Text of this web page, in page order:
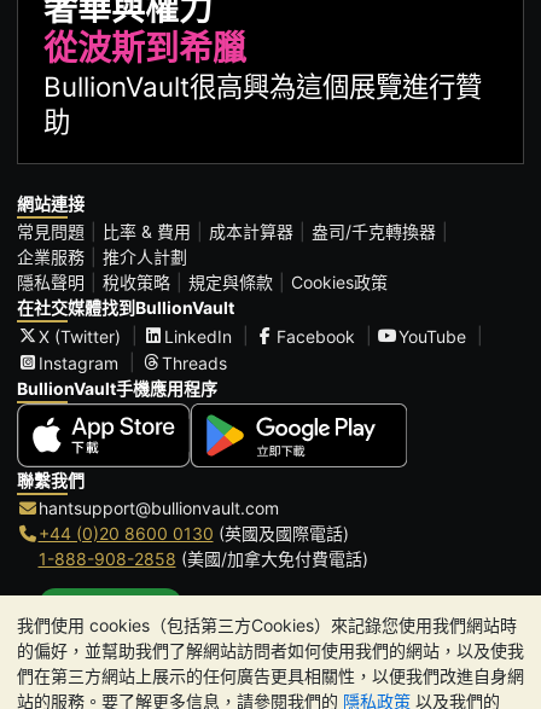
我們使用 cookies（包括第三方Cookies）來記錄您使用我們網站時
的偏好，並幫助我們了解網站訪問者如何使用我們的網站，以及使我
們在第三方網站上展示的任何廣告更具相關性，以便我們改進自身網
站的服務。要了解更多信息，請參閱我們的 隱私政策 以及我們的
從波斯到希臘
BullionVault很高興為這個展覽進行贊
助
網站連接
常見問題
比率 & 費用 成本計算器
盎司/千克轉換器
企業服務
推介人計劃
隱私聲明
稅收策略 規定與條款
Cookies政策
在社交媒體找到BullionVault
X (Twitter)
LinkedIn Facebook
YouTube
Instagram
Threads
BullionVault手機應用程序
聯繫我們
hantsupport@bullionvault.com
+44 (0)20 8600 0130 (英國及國際電話)
1-888-908-2858 (美國/加拿大免付費電話)
辦公時間:
9am to 8:30pm (英國時間), 周一至周五
Galmarley Ltd T/A BullionVault